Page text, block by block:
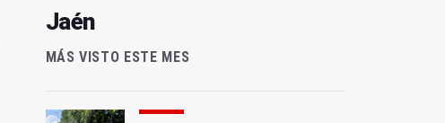
Jaén
MÁS VISTO ESTE MES